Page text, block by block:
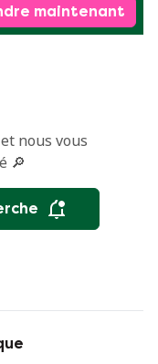
maintenant
nous vous
🔎